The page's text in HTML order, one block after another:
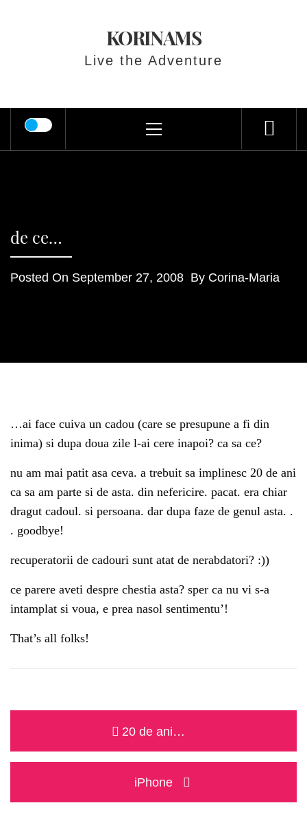
KORINAMS
Live the Adventure
Menu
de ce…
Posted On September 27, 2008 By Corina-Maria
…ai face cuiva un cadou (care se presupune a fi din
inima) si dupa doua zile l-ai cere inapoi? ca sa ce?
nu am mai patit asa ceva. a trebuit sa implinesc 20 de ani
ca sa am parte si de asta. din nefericire. pacat. era chiar
dragut cadoul. si persoana. dar dupa faze de genul asta. .
. goodbye!
recuperatorii de cadouri sunt atat de nerabdatori? :))
ce parere aveti despre chestia asta? sper ca nu vi s-a
intamplat si voua, e prea nasol sentimentu’!
That’s all folks!
Previous
post:
20 de ani…
Next
post:
iPhone